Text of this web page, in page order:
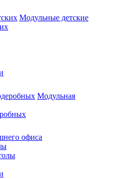
Модульные детские
Модульная
офиса